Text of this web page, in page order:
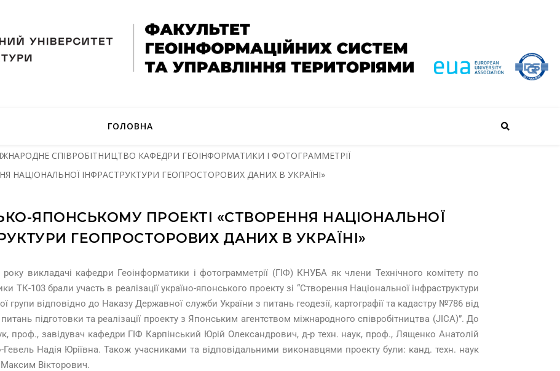
ГОЛОВНА
СПІВРОБІТНИЦТВО КАФЕДРИ ГЕОІНФОРМАТИКИ І ФОТОГРАММЕТРІЇ
НАЦІОНАЛЬНОЇ ІНФРАСТРУКТУРИ ГЕОПРОСТОРОВИХ ДАНИХ В УКРАЇНІ»
ЯПОНСЬКОМУ ПРОЕКТІ «СТВОРЕННЯ НАЦІОНАЛЬНОЇ
ГЕОПРОСТОРОВИХ ДАНИХ В УКРАЇНІ»
викладачі кафедри Геоінформатики і фотограмметрії (ГІФ) КНУБА як члени Технічного комітету по
ТК-103 брали участь в реалізації україно-японського проекту зі “Створення Національної інфраструктури
групи відповідно до Наказу Державної служби України з питань геодезії, картографії та кадастру №786 від
підготовки та реалізації проекту з Японським агентством міжнародного співробітництва (JICA)”. До
проф., завідувач кафедри ГІФ Карпінський Юрій Олександрович, д-р техн. наук, проф., Лященко Анатолій
Надія Юріївна. Також учасниками та відповідальними виконавцями проекту були: канд. техн. наук
Вікторович.